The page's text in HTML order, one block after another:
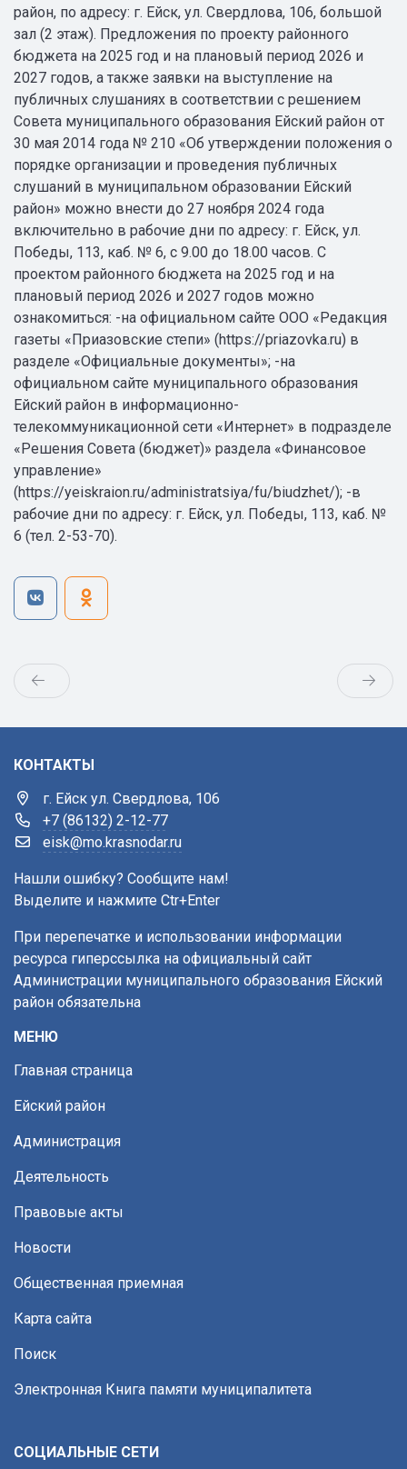
район, по адресу: г. Ейск, ул. Свердлова, 106, большой
зал (2 этаж). Предложения по проекту районного
бюджета на 2025 год и на плановый период 2026 и
2027 годов, а также заявки на выступление на
публичных слушаниях в соответствии с решением
Совета муниципального образования Ейский район от
30 мая 2014 года № 210 «Об утверждении положения о
порядке организации и проведения публичных
слушаний в муниципальном образовании Ейский
район» можно внести до 27 ноября 2024 года
включительно в рабочие дни по адресу: г. Ейск, ул.
Победы, 113, каб. № 6, с 9.00 до 18.00 часов. С
проектом районного бюджета на 2025 год и на
плановый период 2026 и 2027 годов можно
ознакомиться: -на официальном сайте ООО «Редакция
газеты «Приазовские степи» (https://priazovka.ru) в
разделе «Официальные документы»; -на
официальном сайте муниципального образования
Ейский район в информационно-
телекоммуникационной сети «Интернет» в подразделе
«Решения Совета (бюджет)» раздела «Финансовое
управление»
(https://yeiskraion.ru/administratsiya/fu/biudzhet/); -в
рабочие дни по адресу: г. Ейск, ул. Победы, 113, каб. №
6 (тел. 2-53-70).
КОНТАКТЫ
г. Ейск ул. Свердлова, 106
+7 (86132) 2-12-77
eisk@mo.krasnodar.ru
Нашли ошибку? Сообщите нам!
Выделите и нажмите Ctr+Enter
При перепечатке и использовании информации
ресурса гиперссылка на официальный сайт
Администрации муниципального образования Ейский
район обязательна
МЕНЮ
Главная страница
Ейский район
Администрация
Деятельность
Правовые акты
Новости
Общественная приемная
Карта сайта
Поиск
Электронная Книга памяти муниципалитета
СОЦИАЛЬНЫЕ СЕТИ